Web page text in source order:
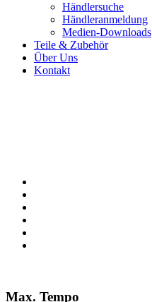
Händlersuche
Händleranmeldung
Medien-Downloads
Teile & Zubehör
Über Uns
Kontakt
Max. Tempo